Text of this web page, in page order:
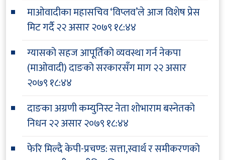
माओवादीका महासचिव ‘विप्लव’ले आज विशेष प्रेस
मिट गर्दै२२ असार २०७९ १८:४४
ग्यासको सहज आपूर्तिको व्यवस्था गर्न नेकपा
(माओवादी) दाङको सरकारसँग माग२२ असार
२०७९ १८:४४
दाङका अग्रणी कम्युनिस्ट नेता शोभाराम बस्नेतको
निधन२२ असार २०७९ १८:४४
फेरि मिल्दै केपी-प्रचण्ड: सत्ता,स्वार्थ र समीकरणको